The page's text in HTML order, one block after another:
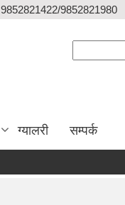
9852821422/9852821980
ग्यालरी सम्पर्क